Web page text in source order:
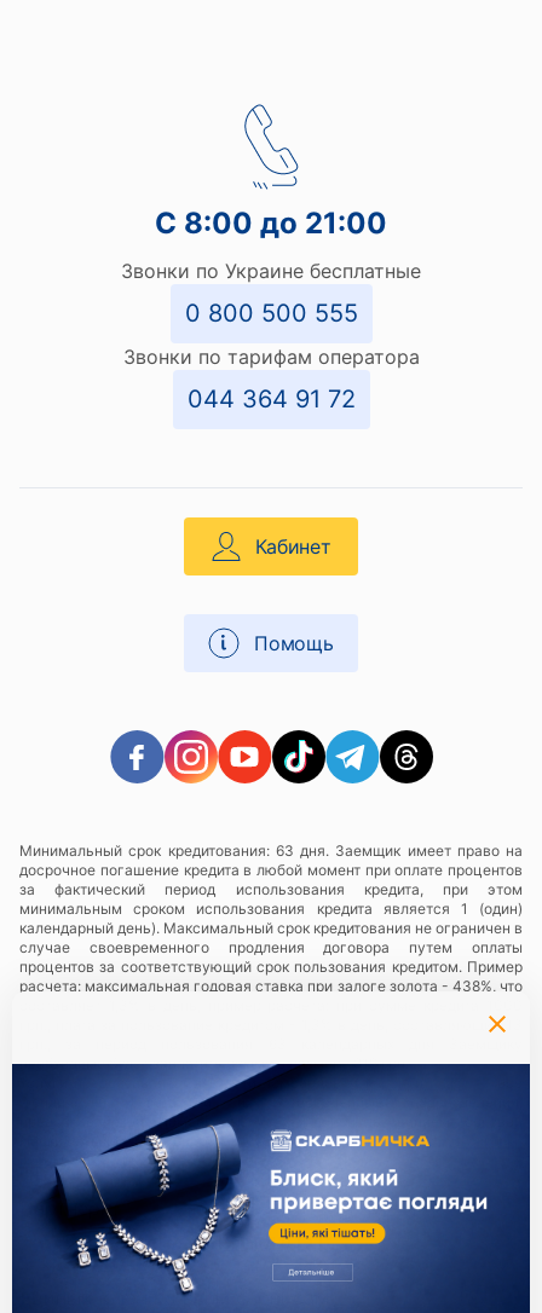
С 8:00 до 21:00
Звонки по Украине бесплатные
0 800 500 555
Звонки по тарифам оператора
044 364 91 72
Кабинет
Помощь
Минимальный срок кредитования: 63 дня. Заемщик имеет право на
досрочное погашение кредита в любой момент при оплате процентов
за фактический период использования кредита, при этом
минимальным сроком использования кредита является 1 (один)
календарный день). Максимальный срок кредитования не ограничен в
случае своевременного продления договора путем оплаты
процентов за соответствующий срок пользования кредитом. Пример
расчета: максимальная годовая ставка при залоге золота - 438%, что
грн., плата за пользование кредитом - 1,3% в день, составляющий 13
необходимо будет заплатить сумму в размере 819 грн.
Услуги предоставляются в сети ломбардов «Скарбниця ТМ»
юридические лица и их обособленные подразделения,
предоставляющие ломбардные услуги с использованием торговой
марки (знака для товаров и услуг) «Скарбниця ТМ»..
конфиденциальности.
Партнери:
Единый ключ ко всем сервисам